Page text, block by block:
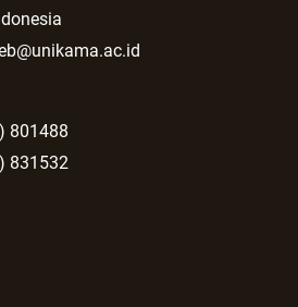
801488
831532